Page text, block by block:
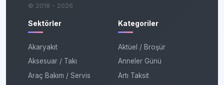
© 2018 - 2026
Sektörler
Akaryakıt
Aksesuar / Takı
Araç Bakım / Servis
Kategoriler
Aktüel / Broşür
Anneler Günü
Artı Taksit